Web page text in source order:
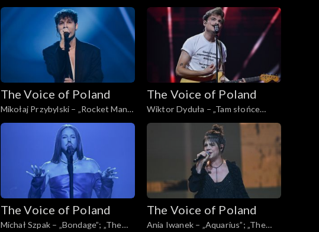
„The Voice of Poland”, Live, 16
listopada 2024
„The Voice of Poland”, Live, 16
listopada 2024
The Voice of Poland
Mikołaj Przybylski – „Rocket Man”;
„The Voice of Poland”, Live, 16
listopada 2024
The Voice of Poland
Wiktor Dyduła – „Tam słońce
gdzie my”; „The Voice of Poland”,
Live, 16 listopada 2024
The Voice of Poland
Michał Szpak – „Bondage”; „The
The Voice of Poland
Ania Iwanek – „Aquarius”; „The